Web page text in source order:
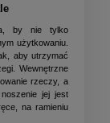
by nie tylko
użytkowaniu.
aby utrzymać
Wewnętrzne
rzeczy, a
jej jest
na ramieniu